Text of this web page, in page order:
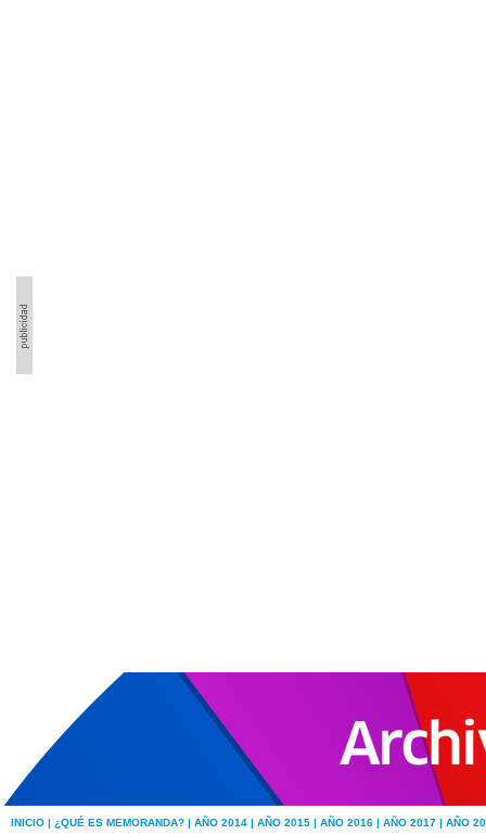
INICIO | ¿QUÉ ES MEMORANDA? | AÑO 2014 | AÑO 2015 | AÑO 2016 | AÑO 2017 | AÑO